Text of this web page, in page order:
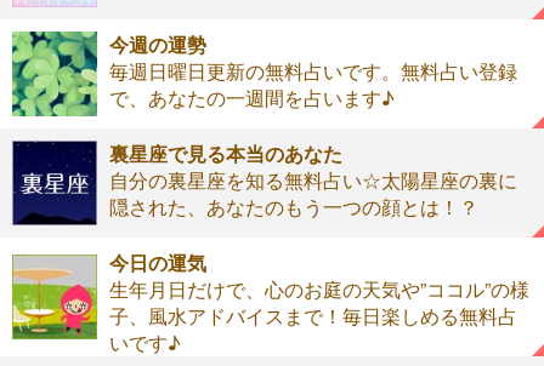
今週の運勢
毎週日曜日更新の無料占いです。無料占い登録
で、あなたの一週間を占います♪
裏星座で見る本当のあなた
自分の裏星座を知る無料占い☆太陽星座の裏に
隠された、あなたのもう一つの顔とは！？
今日の運気
生年月日だけで、心のお庭の天気や”ココル”の様
子、風水アドバイスまで！毎日楽しめる無料占
いです♪